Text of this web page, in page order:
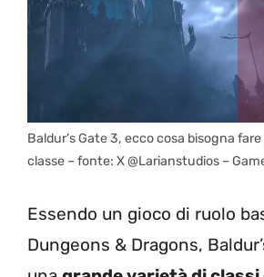
Baldur’s Gate 3, ecco cosa bisogna
classe – fonte: X @Larianstudios –
Essendo un gioco di ruolo
Dungeons & Dragons,